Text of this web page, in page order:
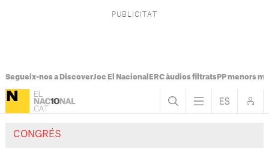
Segueix-nos a DiscoverJoc El Nacional ERC àudios filtratsPP menors
CONGRÉS